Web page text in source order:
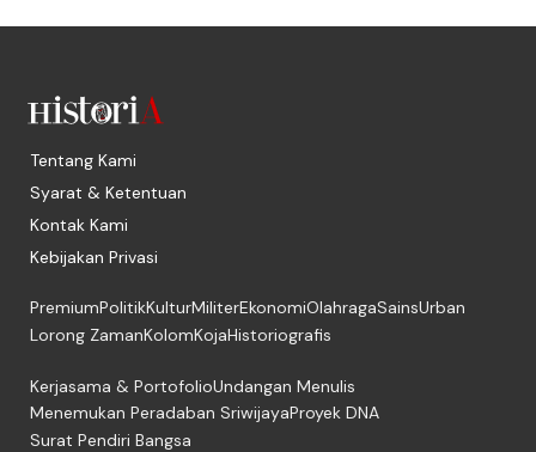
Tentang Kami
Syarat & Ketentuan
Kontak Kami
Kebijakan Privasi
PremiumPolitikKulturMiliterEkonomiOlahragaSainsUrban
Lorong ZamanKolomKojaHistoriografis
Kerjasama & PortofolioUndangan Menulis
Menemukan Peradaban SriwijayaProyek DNA
Surat Pendiri Bangsa